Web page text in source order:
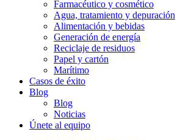
Farmacéutico y cosmético
Agua, tratamiento y depuración
Alimentación y bebidas
Generación de energía
Reciclaje de residuos
Papel y cartón
Marítimo
Casos de éxito
Blog
Blog
Noticias
Únete al equipo